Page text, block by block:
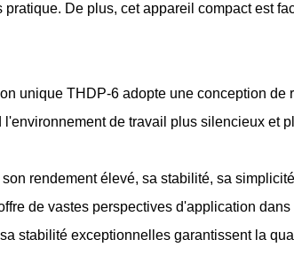
De plus, cet appareil compact est
unique THDP-6 adopte une conception de
de travail plus silencieux et
rendement élevé, sa stabilité, sa
de vastes perspectives d'application dans
stabilité exceptionnelles garantissent la